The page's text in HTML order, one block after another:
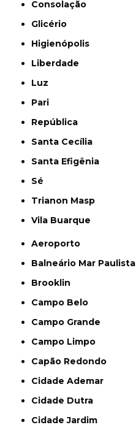
Consolação
Glicério
Higienópolis
Liberdade
Luz
Pari
República
Santa Cecília
Santa Efigênia
Sé
Trianon Masp
Vila Buarque
Aeroporto
Balneário Mar Paulista
Brooklin
Campo Belo
Campo Grande
Campo Limpo
Capão Redondo
Cidade Ademar
Cidade Dutra
Cidade Jardim